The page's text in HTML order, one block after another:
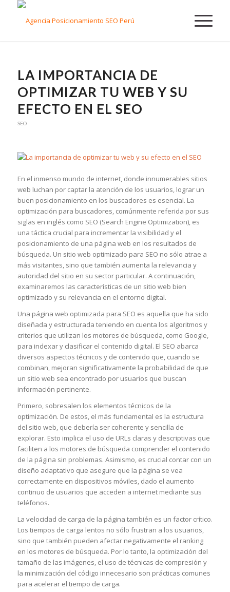
LA IMPORTANCIA DE
OPTIMIZAR TU WEB Y SU
EFECTO EN EL SEO
SEO
En el inmenso mundo de internet, donde innumerables sitios
web luchan por captar la atención de los usuarios, lograr un
buen posicionamiento en los buscadores es esencial. La
optimización para buscadores, comúnmente referida por sus
siglas en inglés como SEO (Search Engine Optimization), es
una táctica crucial para incrementar la visibilidad y el
posicionamiento de una página web en los resultados de
búsqueda. Un sitio web optimizado para SEO no sólo atrae a
más visitantes, sino que también aumenta la relevancia y
autoridad del sitio en su sector particular. A continuación,
examinaremos las características de un sitio web bien
optimizado y su relevancia en el entorno digital.
Una página web optimizada para SEO es aquella que ha sido
diseñada y estructurada teniendo en cuenta los algoritmos y
criterios que utilizan los motores de búsqueda, como Google,
para indexar y clasificar el contenido digital. El SEO abarca
diversos aspectos técnicos y de contenido que, cuando se
combinan, mejoran significativamente la probabilidad de que
un sitio web sea encontrado por usuarios que buscan
información pertinente.
Primero, sobresalen los elementos técnicos de la
optimización. De estos, el más fundamental es la estructura
del sitio web, que debería ser coherente y sencilla de
explorar. Esto implica el uso de URLs claras y descriptivas que
faciliten a los motores de búsqueda comprender el contenido
de la página sin problemas. Asimismo, es crucial contar con un
diseño adaptativo que asegure que la página se vea
correctamente en dispositivos móviles, dado el aumento
continuo de usuarios que acceden a internet mediante sus
teléfonos.
La velocidad de carga de la página también es un factor crítico.
Los tiempos de carga lentos no sólo frustran a los usuarios,
sino que también pueden afectar negativamente el ranking
en los motores de búsqueda. Por lo tanto, la optimización del
tamaño de las imágenes, el uso de técnicas de compresión y
la minimización del código innecesario son prácticas comunes
para acelerar el tiempo de carga.